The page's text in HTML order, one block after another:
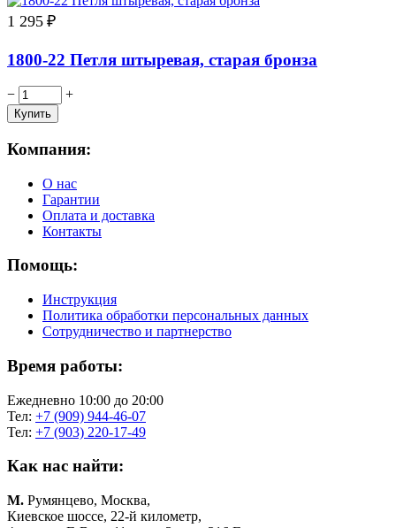
1 295 ₽
1800-22 Петля штыревая, старая бронза
− +
Компания:
О нас
Гарантии
Оплата и доставка
Контакты
Помощь:
Инструкция
Политика обработки персональных данных
Сотрудничество и партнерство
Время работы:
Ежедневно 10:00 до 20:00
Тел: +7 (909) 944-46-07
Тел: +7 (903) 220-17-49
Как нас найти:
М. Румянцево, Москва,
Киевское шоссе, 22-й километр,